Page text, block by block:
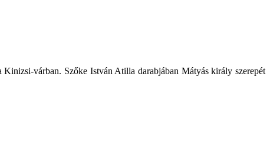
Kinizsi-várban. Szőke István Atilla darabjában Mátyás király szerepét